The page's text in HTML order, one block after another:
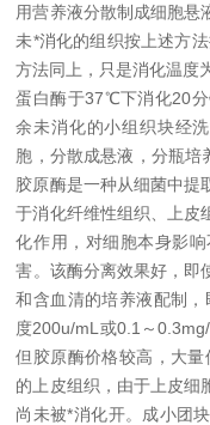
用营养液分散制成细胞悬
未*消化的组织按上述方
方法同上，只是消化温度
蛋白酶于37℃下消化20
余未消化的小组织块经
胞，分散成悬液，分瓶培
胶原酶是一种从细菌中提
于消化纤维性组织、上皮
化作用，对细胞本身影
害。该酶分离效果好，即
和含血清的培养液配制
度200u/mL或0.1～
但胶原酶价格较高，大量
的上皮组织，由于上皮细
尚未被*消化开。成小团